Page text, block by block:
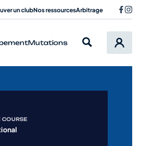
un clubNos ressourcesArbitrage
Mutations
COURSE